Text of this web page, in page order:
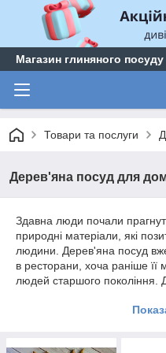
Магазин глиняного
Товари та послуги
Дерев'яна посуд для
Здавна люди почали
природні матеріали, які
людини. Дерев'яна посуд
в ресторани, хоча раніше її
людей старшого покоління.
речовин, канцерогенів і